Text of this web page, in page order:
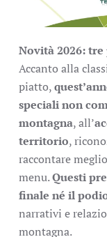
Novità 2026:
Accanto alla
piatto,
speciali non
montagna, all’
territorio,
raccontare
menu.Questi
finale né il
narrativi e
montagna.